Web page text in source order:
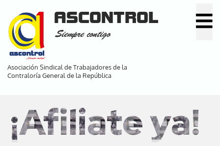
contenido
principal
ASCONTROL
Siempre contigo
Asociación Sindical de Trabajadores de la
Contraloría General de la República
¡Afiliate ya!